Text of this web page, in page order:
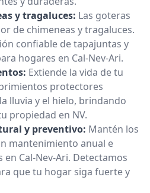
y tragaluces: Las goteras
de chimeneas y tragaluces.
confiable de tapajuntas y
hogares en Cal-Nev-Ari.
Extiende la vida de tu
protectores
lluvia y el hielo, brindando
propiedad en NV.
y preventivo: Mantén los
mantenimiento anual e
Cal-Nev-Ari. Detectamos
que tu hogar siga fuerte y